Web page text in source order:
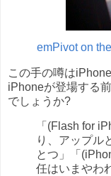
emPivot on
この手の噂は
iPhoneが登場する
でしょうか?
「(Flash for
り、アップル
とつ」「
任はいまやわ